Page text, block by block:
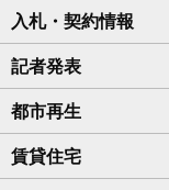
入札・契約情報
記者発表
都市再生
賃貸住宅